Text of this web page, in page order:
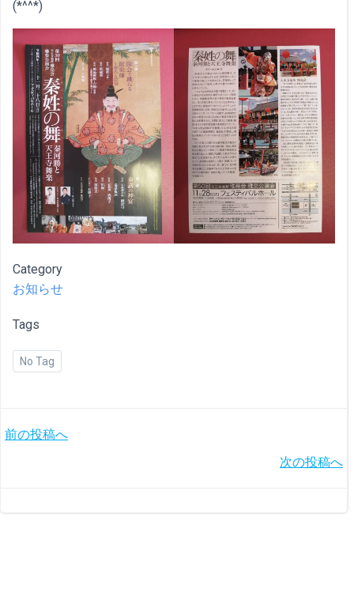
(*^^*)
Category
お知らせ
Tags
No Tag
投
前の投稿へ
次の投稿へ